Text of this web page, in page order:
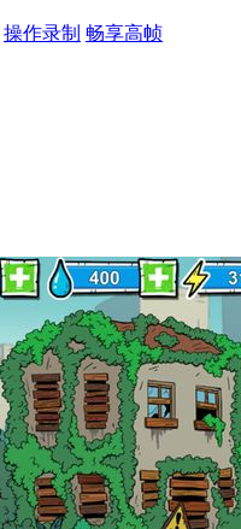
操作录制 畅享高帧